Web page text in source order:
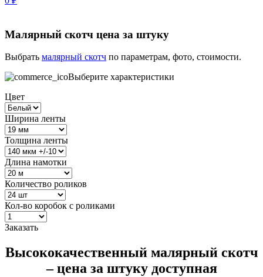
Малярный скотч цена за штуку
Выбрать малярный скотч по параметрам, фото, стоимости.
Выберите характеристики
Цвет
Ширина ленты
Толщина ленты
Длина намотки
Количество роликов
Кол-во коробок с роликами
Заказать
Высококачественный малярный скотч
– цена за штуку доступная